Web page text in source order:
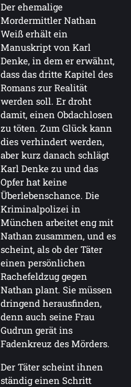
Der ehemalige
Mordermittler Nathan
Weiß erhält ein
Manuskript von Karl
Denke, in dem er erwähnt,
dass das dritte Kapitel des
Romans zur Realität
werden soll. Er droht
damit, einen Obdachlosen
zu töten. Zum Glück kann
dies verhindert werden,
aber kurz danach schlägt
Karl Denke zu und das
Opfer hat keine
Überlebenschance. Die
Kriminalpolizei in
München arbeitet eng mit
Nathan zusammen, und es
scheint, als ob der Täter
einen persönlichen
Rachefeldzug gegen
Nathan plant. Sie müssen
dringend herausfinden,
denn auch seine Frau
Gudrun gerät ins
Fadenkreuz des Mörders.
Der Täter scheint ihnen
ständig einen Schritt